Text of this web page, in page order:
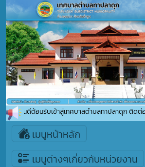
ยินดีต้อนรับเข้าสู่เทศบาลตำบลทาปลาดุก ติดต่อส
เมนูหน้าหลัก
เมนูต่างๆเกี่ยวกับหน่วยงาน